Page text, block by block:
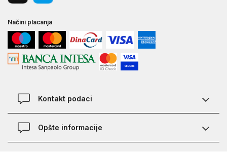
Načini placanja
Kontakt podaci
Chat
Opšte informacije